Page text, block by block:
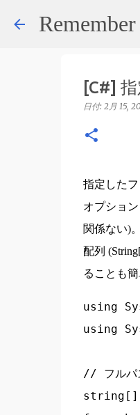
[C#]
日付: 2月 15,
指定した
オプショ
関係ない)。
配列
ることも簡
using
using
// フル
string[]